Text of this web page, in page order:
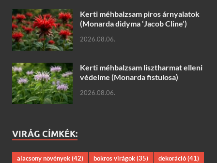
Kerti méhbalzsam piros árnyalatok
(Monarda didyma ‘Jacob Cline’)
2026.08.06.
Kerti méhbalzsam lisztharmat elleni
védelme (Monarda fistulosa)
2026.08.06.
VIRÁG CÍMKÉK:
alacsony növények(42) bokros virágok(35) dekoráció(41)